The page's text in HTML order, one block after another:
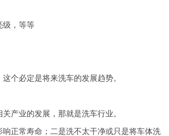
级，等等
个必定是将来洗车的发展趋势。
产业的发展，那就是洗车行业。
正常寿命；二是洗不太干净或只是将车体洗